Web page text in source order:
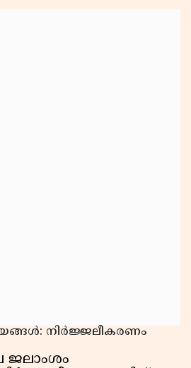
നിർജ്ജലീകരണം
ജലാംശം